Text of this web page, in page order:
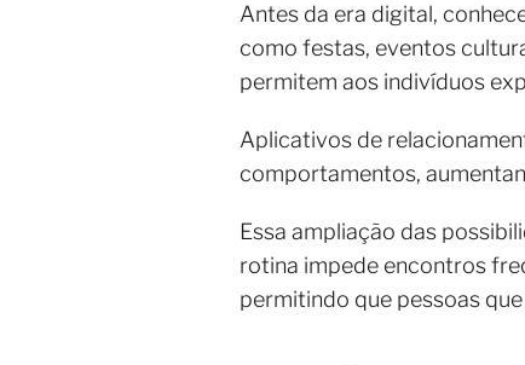
Antes da era digital,
como festas, eventos
permitem aos indivíduos
Aplicativos de
comportamentos,
Essa ampliação das
rotina impede encontros
permitindo que pessoas